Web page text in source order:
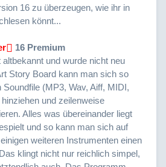
16 zu überzeugen, wie ihr in
könnt...
16 Premium
und wurde nicht neu
Story Board kann man sich so
(MP3, Wav, Aiff, MIDI,
und zeilenweise
Alles was übereinander liegt
und so kann man sich auf
weiteren Instrumenten einen
klingt nicht nur reichlich simpel,